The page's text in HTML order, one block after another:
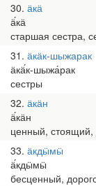
30 ӓкӓ
ӓ́кӓ
старшая сестра,
31 ӓкӓк-шыжарак
ӓкӓ́к-шыжа́рак
сестры
32 ӓкӓн
ӓ́кӓн
ценный, стоящий,
33 ӓкдӹмӹ
ӓ́кдӹмӹ
бесценный,